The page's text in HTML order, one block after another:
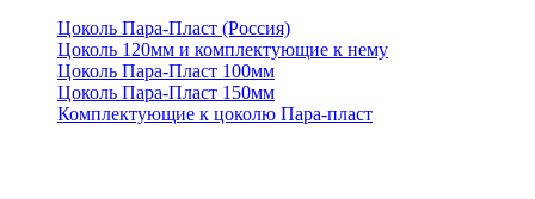
Цоколь Пара-Пласт (Россия)
Цоколь 120мм и комплектующие к нему
Цоколь Пара-Пласт 100мм
Цоколь Пара-Пласт 150мм
Комплектующие к цоколю Пара-пласт